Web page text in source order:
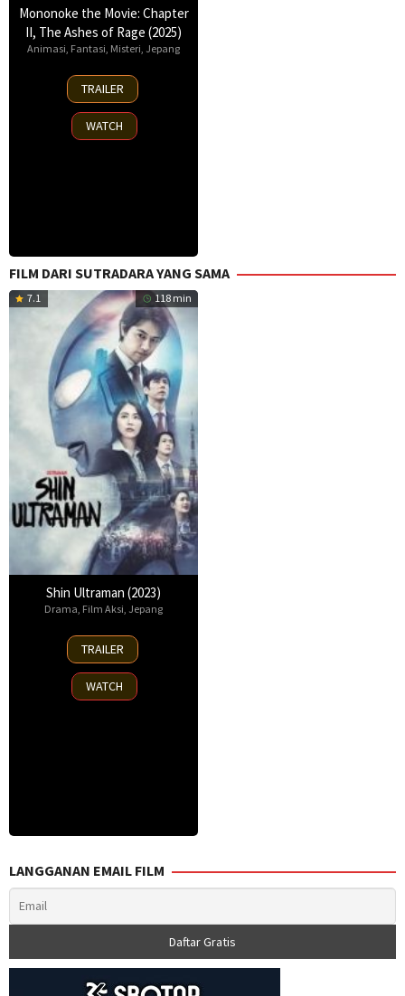
Mononoke the Movie: Chapter
II, The Ashes of Rage (2025)
Animasi Fantasi Misteri Jepang
14
Mar
2025
TRAILER
WATCH
FILM DARI SUTRADARA YANG SAMA
7.1 118 min
Shin Ultraman (2023)
Drama, Film Aksi, Jepang
13
May
2022
TRAILER
WATCH
LANGGANAN EMAIL FILM